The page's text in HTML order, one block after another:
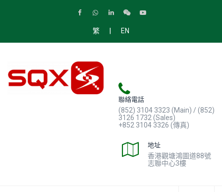
繁 | EN
聯絡電話
(852) 3104 3323 (Main) / (852)
3126 1732 (Sales)
+852 3104 3326 (傳真)
地址
香港觀塘鴻圖道88號
志聯中心3樓